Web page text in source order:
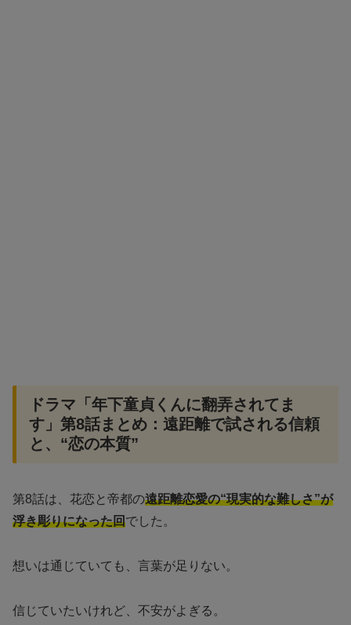
ドラマ「年下童貞くんに翻弄されてま
す」第8話まとめ：遠距離で試される信頼
と、“恋の本質”
第8話は、花恋と帝都の遠距離恋愛の“現実的な難しさ”が
浮き彫りになった回でした。
想いは通じていても、言葉が足りない。
信じていたいけれど、不安がよぎる。